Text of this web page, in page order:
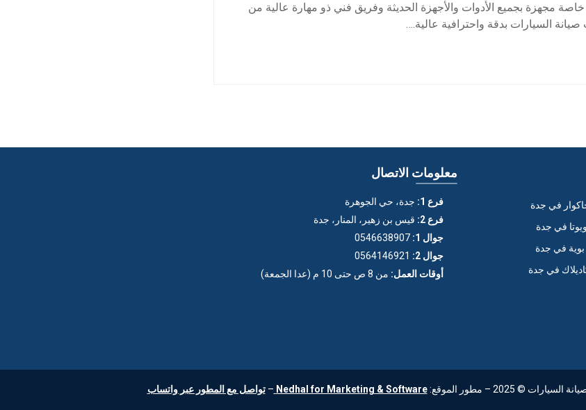
مجهزة بجميع الأدوات والأجهزة الحديثة وفريق فني ذو مهارة عالية من
السيارات بدقة واحترافية عالية.…
في جدة
في جدة
في جدة
في جدة
معلومات الاتصال
فرع 1:
جدة، حي الجوهرة
فرع 2:
قيس بن زهير، المنار، جدة
جوال 1:
0546638907
جوال 2:
0564146921
أوقات العمل: من 8 ص حتى 10 م (عدا الجمعة)
2025 – مطور الموقع: Nedhal for Marketing & Software
–تواصل مع المطور عبر واتساب